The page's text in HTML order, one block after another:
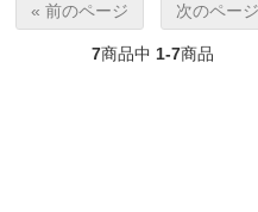
« 前のページ 次のペー
7商品中 1-7商品